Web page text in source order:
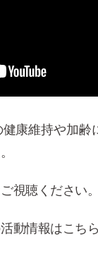
康維持や加
視聴ください。
動情報はこち